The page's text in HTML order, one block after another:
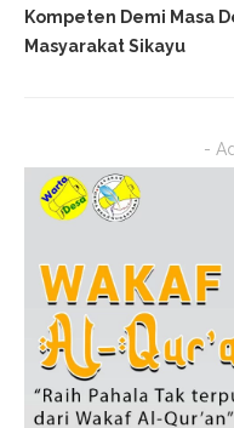
Kompeten Demi Masa
Masyarakat Sikayu
-